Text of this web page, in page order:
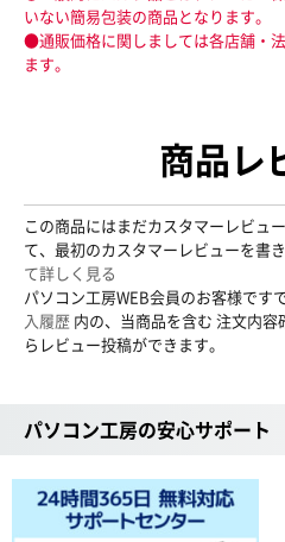
いない簡易包装の商品となります。
●通販価格に関しましては各店舗・
ます。
商品レ
この商品にはまだカスタマーレビュ
て、最初のカスタマーレビューを書
て詳しく見る
パソコン工房WEB会員のお客様です
入履歴 内の、当商品を含む 注文内
らレビュー投稿ができます。
パソコン工房の安心サポート